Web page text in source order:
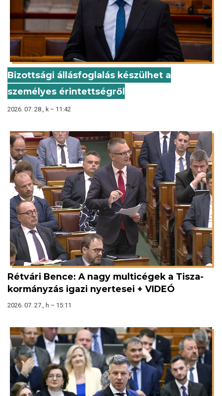
Bizottsági állásfoglalás készülhet a
személyes érintettségről
2026. 07. 28., k – 11:42
Rétvári Bence: A nagy multicégek a Tisza-
kormányzás igazi nyertesei + VIDEÓ
2026. 07. 27., h – 15:11